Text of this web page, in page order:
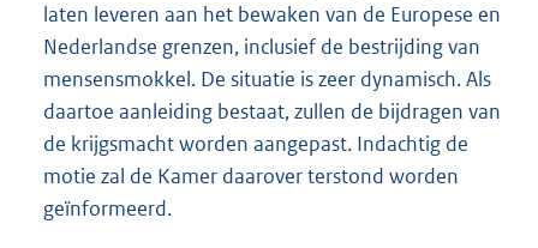
laten leveren aan het bewaken van de Europese en
Nederlandse grenzen, inclusief de bestrijding van
mensensmokkel. De situatie is zeer dynamisch. Als
daartoe aanleiding bestaat, zullen de bijdragen van
de krijgsmacht worden aangepast. Indachtig de
motie zal de Kamer daarover terstond worden
geïnformeerd.